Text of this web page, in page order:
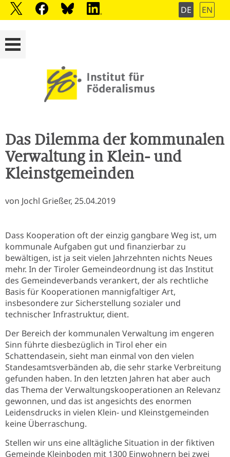
DE EN
Das Dilemma der kommunalen
Verwaltung in Klein- und
Kleinstgemeinden
von Jochl Grießer, 25.04.2019
Dass Kooperation oft der einzig gangbare Weg ist, um
kommunale Aufgaben gut und finanzierbar zu
bewältigen, ist ja seit vielen Jahrzehnten nichts Neues
mehr. In der Tiroler Gemeindeordnung ist das Institut
des Gemeindeverbands verankert, der als rechtliche
Basis für Kooperationen mannigfaltiger Art,
insbesondere zur Sicherstellung sozialer und
technischer Infrastruktur, dient.
Der Bereich der kommunalen Verwaltung im engeren
Sinn führte diesbezüglich in Tirol eher ein
Schattendasein, sieht man einmal von den vielen
Standesamtsverbänden ab, die sehr starke Verbreitung
gefunden haben. In den letzten Jahren hat aber auch
das Thema der Verwaltungskooperationen an Relevanz
gewonnen, und das ist angesichts des enormen
Leidensdrucks in vielen Klein- und Kleinstgemeinden
keine Überraschung.
Stellen wir uns eine alltägliche Situation in der fiktiven
Gemeinde Kleinboden mit 1300 Einwohnern bei zwei